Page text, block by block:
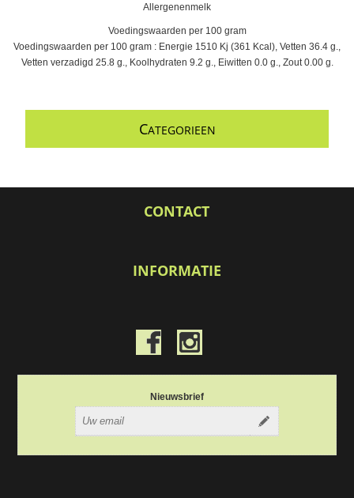
Allergenenmelk
Voedingswaarden per 100 gram
Voedingswaarden per 100 gram : Energie 1510 Kj (361 Kcal), Vetten 36.4 g.,
Vetten verzadigd 25.8 g., Koolhydraten 9.2 g., Eiwitten 0.0 g., Zout 0.00 g.
CATEGORIEEN
CONTACT
INFORMATIE
Nieuwsbrief